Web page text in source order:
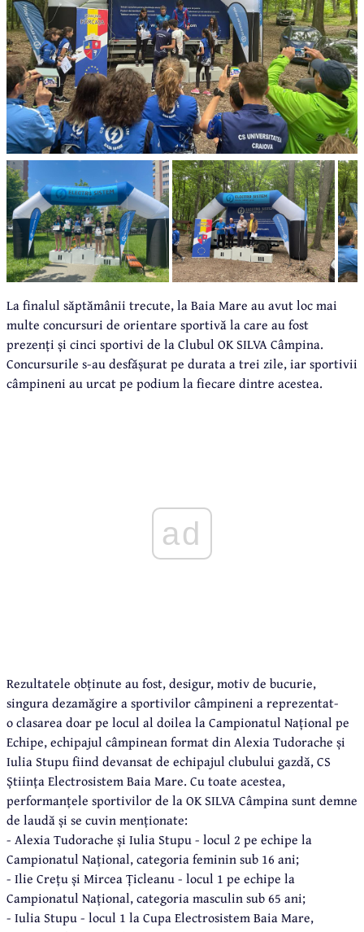
La finalul săptămânii trecute, la Baia Mare au avut loc mai
multe concursuri de orientare sportivă la care au fost
prezenți și cinci sportivi de la Clubul OK SILVA Câmpina.
Concursurile s-au desfășurat pe durata a trei zile, iar sportivii
câmpineni au urcat pe podium la fiecare dintre acestea.
ad
Rezultatele obținute au fost, desigur, motiv de bucurie,
singura dezamăgire a sportivilor câmpineni a reprezentat-
o clasarea doar pe locul al doilea la Campionatul Național pe
Echipe, echipajul câmpinean format din Alexia Tudorache și
Iulia Stupu fiind devansat de echipajul clubului gazdă, CS
Știința Electrosistem Baia Mare. Cu toate acestea,
performanțele sportivilor de la OK SILVA Câmpina sunt demne
de laudă și se cuvin menționate:
- Alexia Tudorache și Iulia Stupu - locul 2 pe echipe la
Campionatul Național, categoria feminin sub 16 ani;
- Ilie Crețu și Mircea Țicleanu - locul 1 pe echipe la
Campionatul Național, categoria masculin sub 65 ani;
- Iulia Stupu - locul 1 la Cupa Electrosistem Baia Mare,